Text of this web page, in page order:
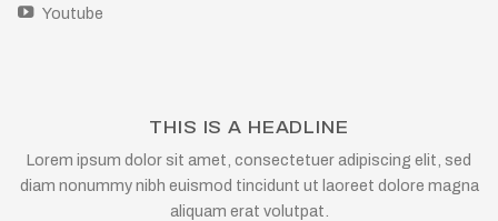
Youtube
THIS IS A HEADLINE
Lorem ipsum dolor sit amet, consectetuer adipiscing elit, sed
diam nonummy nibh euismod tincidunt ut laoreet dolore magna
aliquam erat volutpat.